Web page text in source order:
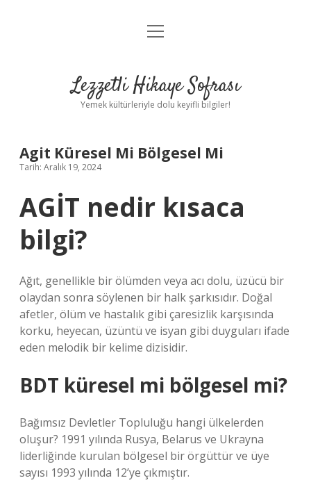
Anasayfa
Yasal Uyarı
menüyü
Lezzetli Hikaye Sofrası
Yemek kültürleriyle dolu keyifli bilgiler!
Agit Küresel Mi Bölgesel Mi
Tarih: Aralık 19, 2024
AGİT nedir kısaca
bilgi?
Ağıt, genellikle bir ölümden veya acı dolu, üzücü bir
olaydan sonra söylenen bir halk şarkısıdır. Doğal
afetler, ölüm ve hastalık gibi çaresizlik karşısında
korku, heyecan, üzüntü ve isyan gibi duyguları ifade
eden melodik bir kelime dizisidir.
BDT küresel mi bölgesel mi?
Bağımsız Devletler Topluluğu hangi ülkelerden
oluşur? 1991 yılında Rusya, Belarus ve Ukrayna
liderliğinde kurulan bölgesel bir örgüttür ve üye
sayısı 1993 yılında 12’ye çıkmıştır.